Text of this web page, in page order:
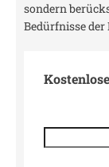
sondern
Bedürfnisse der